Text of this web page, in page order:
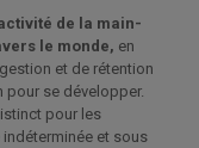
de la main-
le monde, en
et de rétention
se développer.
pour les
et sous